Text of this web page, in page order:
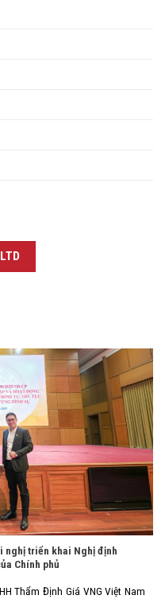
nghị triển khai Nghị định
Chính phủ
Thẩm Định Giá VNG Việt Nam